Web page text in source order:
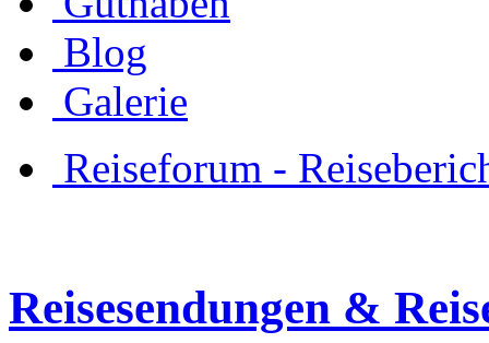
Blog
Galerie
Reiseforum -
Reisesendungen &